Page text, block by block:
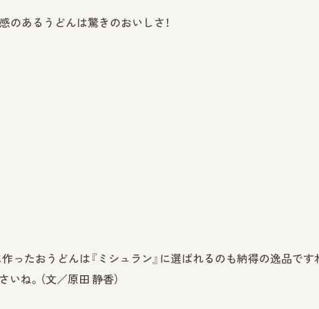
のあるうどんは驚きのおいしさ！
たおうどんは『ミシュラン』に選ばれるのも納得の逸品です
ね。（文／原田 静香）